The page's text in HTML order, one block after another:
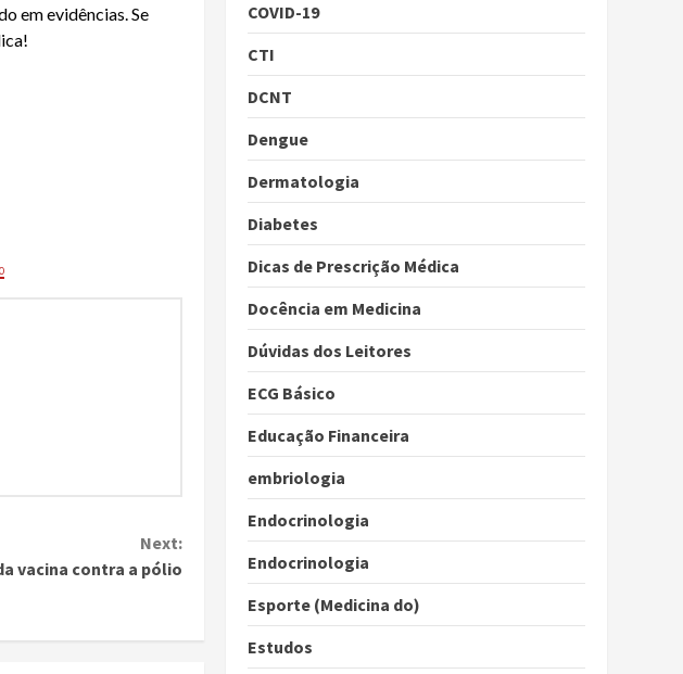
em evidências. Se
Next:
vacina contra a pólio
COVID-19
CTI
DCNT
Dengue
Dermatologia
Diabetes
Dicas de Prescrição Médica
Docência em Medicina
Dúvidas dos Leitores
ECG Básico
Educação Financeira
embriologia
Endocrinologia
Endocrinologia
Esporte (Medicina do)
Estudos